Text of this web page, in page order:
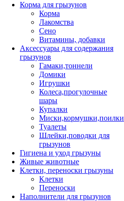
Корма для грызунов
Корма
Лакомства
Сено
Витамины, добавки
Аксессуары для содержания
грызунов
Гамаки,тоннели
Домики
Игрушки
Колеса,прогулочные
шары
Купалки
Миски,кормушки,поилки
Туалеты
Шлейки,поводки для
грызунов
Гигиена и уход грызуны
Живые животные
Клетки, переноски грызуны
Клетки
Переноски
Наполнители для грызунов